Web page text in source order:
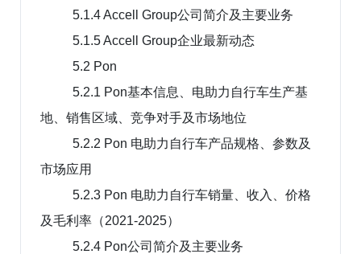
5.1.4 Accell Group公司简介及主要业务
5.1.5 Accell Group企业最新动态
5.2 Pon
5.2.1 Pon基本信息、电助力自行车生产基
地、销售区域、竞争对手及市场地位
5.2.2 Pon 电助力自行车产品规格、参数及
市场应用
5.2.3 Pon 电助力自行车销量、收入、价格
及毛利率（2021-2025）
5.2.4 Pon公司简介及主要业务